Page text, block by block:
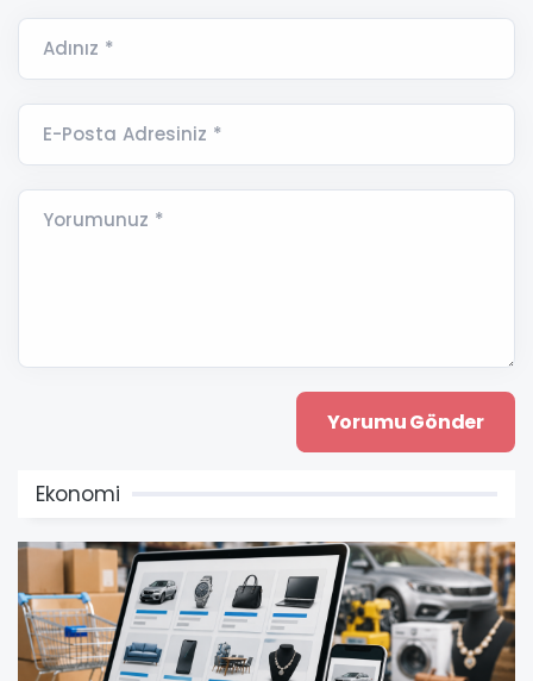
Adınız *
E-Posta Adresiniz *
Yorumunuz *
Ekonomi